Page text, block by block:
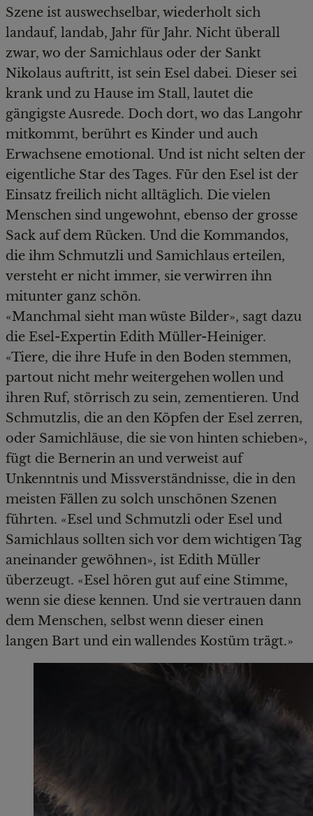
Szene ist auswechselbar, wiederholt sich
landauf, landab, Jahr für Jahr. Nicht überall
zwar, wo der Samichlaus oder der Sankt
Nikolaus auftritt, ist sein Esel dabei. Dieser sei
krank und zu Hause im Stall, lautet die
gängigste Ausrede. Doch dort, wo das Langohr
mitkommt, berührt es Kinder und auch
Erwachsene emotional. Und ist nicht selten der
eigentliche Star des Tages. Für den Esel ist der
Einsatz freilich nicht alltäglich. Die vielen
Menschen sind ungewohnt, ebenso der grosse
Sack auf dem Rücken. Und die Kommandos,
die ihm Schmutzli und Samichlaus erteilen,
versteht er nicht immer, sie verwirren ihn
mitunter ganz schön.
«Manchmal sieht man wüste Bilder», sagt dazu
die Esel-Expertin Edith Müller-Heiniger.
«Tiere, die ihre Hufe in den Boden stemmen,
partout nicht mehr weitergehen wollen und
ihren Ruf, störrisch zu sein, zementieren. Und
Schmutzlis, die an den Köpfen der Esel zerren,
oder Samichläuse, die sie von hinten schieben»,
fügt die Bernerin an und verweist auf
Unkenntnis und Missverständnisse, die in den
meisten Fällen zu solch unschönen Szenen
führten. «Esel und Schmutzli oder Esel und
Samichlaus sollten sich vor dem wichtigen Tag
aneinander gewöhnen», ist Edith Müller
überzeugt. «Esel hören gut auf eine Stimme,
wenn sie diese kennen. Und sie vertrauen dann
dem Menschen, selbst wenn dieser einen
langen Bart und ein wallendes Kostüm trägt.»